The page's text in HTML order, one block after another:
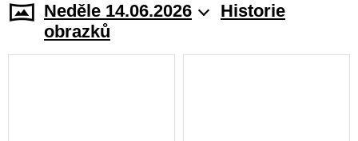
Neděle 14.06.2026
Historie
obrazků